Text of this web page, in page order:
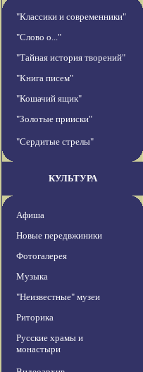
"Классики и современники"
"Слово о..."
"Тайная история творений"
"Книга писем"
"Кошачий ящик"
"Золотые прииски"
"Сердитые стрелы"
КУЛЬТУРА
Афиша
Новые передвжиники
Фотогалерея
Музыка
"Неизвестные" музеи
Риторика
Русские храмы и
монастыри